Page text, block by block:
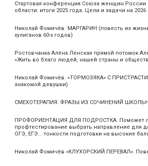
Стартовая конференция Союза женщин России
области: итоги 2025 года. Цели и задачи на 2026
Николай Фомичёв. МАРГАРИН (повесть из
хулиганов 60-х годов)
Ростовчанка Алёна Ленская прямой потомок
«Жить во благо людей, нашей страны и
Николай Фомичёв. «ТОРМОЗЯКА» С
знакомой девушки)
СМЕХОТЕРАПИЯ: ФРАЗЫ ИЗ СОЧИНЕНИЙ
ПРОФОРИЕНТАЦИЯ ДЛЯ ПОДРОСТКА. Поможет
профтестирование выбрать направление для
ОГЭ, ЕГЭ... тонкости подготовки на высокие
Николай Фомичёв «КЛУХОРСКИЙ ПЕРЕВАЛ».